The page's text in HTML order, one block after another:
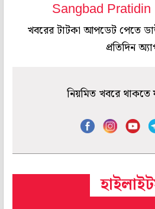
Sangbad
খবরের টাটকা আপডেট পেতে
প্রতিদিন
নিয়মিত খবরে